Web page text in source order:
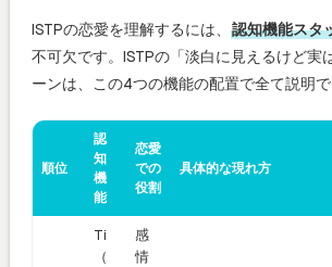
ISTPの恋愛を理解するには、 認知機能スタ
不可欠です。ISTPの「淡白に見えるけど実
ーンは、この4つの機能の配置で全て説明で
順位
認
知
機
能
恋愛
での
役割
具体的な現れ方
Ti
（
感
情